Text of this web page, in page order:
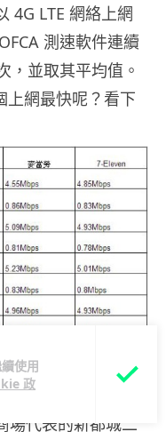
使用
政
4G LTE 網絡上網
測速軟件連續
，並取其平均值。
上網最快呢？看下
場代表的新都城二